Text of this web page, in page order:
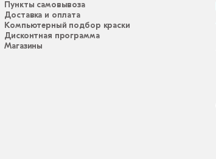
Пункты самовывоза
Доставка и оплата
Компьютерный подбор краски
Дисконтная программа
Магазины